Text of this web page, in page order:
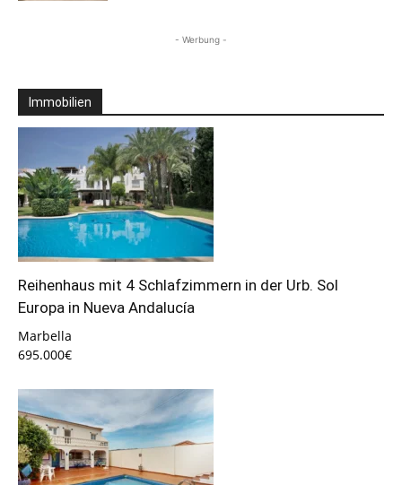
- Werbung -
Immobilien
Reihenhaus mit 4 Schlafzimmern in der Urb. Sol
Europa in Nueva Andalucía
Marbella
695.000€